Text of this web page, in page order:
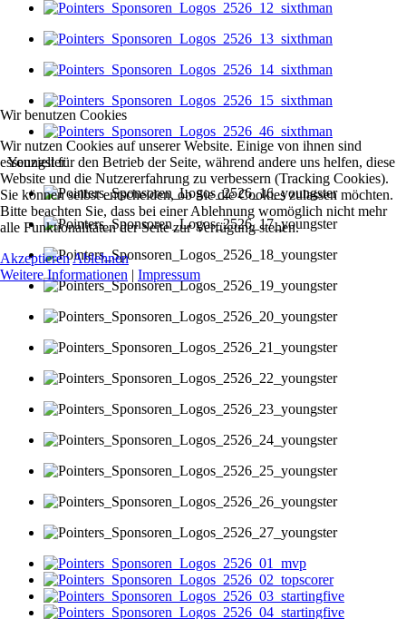
Youngster
Wir benutzen Cookies
Wir nutzen Cookies auf unserer Website. Einige von ihnen sind
essenziell für den Betrieb der Seite, während andere uns helfen, diese
Website und die Nutzererfahrung zu verbessern (Tracking Cookies).
Sie können selbst entscheiden, ob Sie die Cookies zulassen möchten.
Bitte beachten Sie, dass bei einer Ablehnung womöglich nicht mehr
alle Funktionalitäten der Seite zur Verfügung stehen.
AkzeptierenAblehnen
Weitere Informationen | Impressum